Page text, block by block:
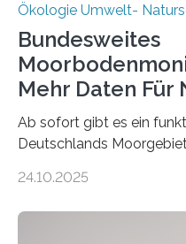
Ökologie Umwelt-
Bundesweites
Mehr Daten
Ab sofort gibt es ein
Deutschlands
vergangenen fünf Jahren
heutigen Donnerstag
24.10.2025